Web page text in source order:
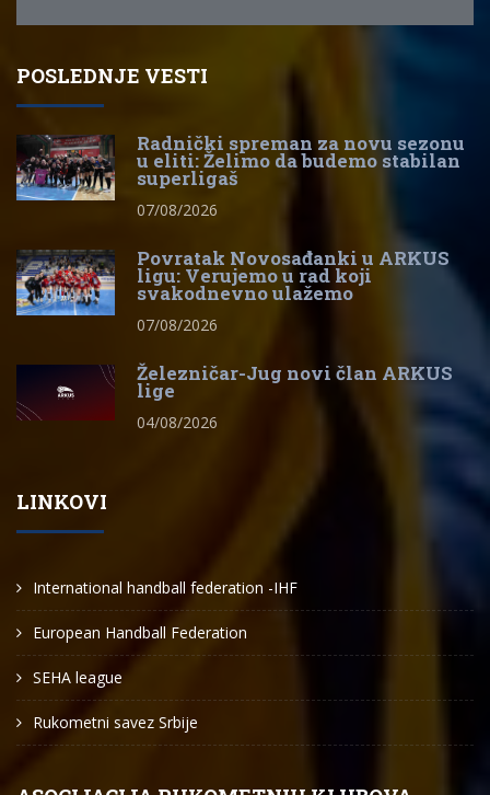
POSLEDNJE VESTI
Radnički spreman za novu sezonu
u eliti: Želimo da budemo stabilan
superligaš
07/08/2026
Povratak Novosađanki u ARKUS
ligu: Verujemo u rad koji
svakodnevno ulažemo
07/08/2026
Železničar-Jug novi član ARKUS
lige
04/08/2026
LINKOVI
International handball federation -IHF
European Handball Federation
SEHA league
Rukometni savez Srbije